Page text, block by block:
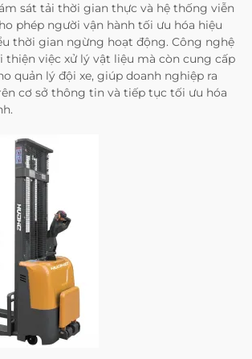
sát tải thời gian thực và hệ thống viễn
phép người vận hành tối ưu hóa hiệu
thời gian ngừng hoạt động. Công nghệ
thiện việc xử lý vật liệu mà còn cung cấp
quản lý đội xe, giúp doanh nghiệp ra
cơ sở thông tin và tiếp tục tối ưu hóa